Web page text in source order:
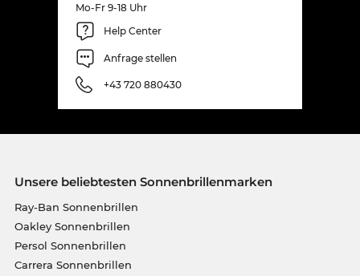
Mo-Fr 9-18 Uhr
Help Center
Anfrage stellen
+43 720 880430
Unsere beliebtesten Sonnenbrillenmarken
Ray-Ban Sonnenbrillen
Oakley Sonnenbrillen
Persol Sonnenbrillen
Carrera Sonnenbrillen